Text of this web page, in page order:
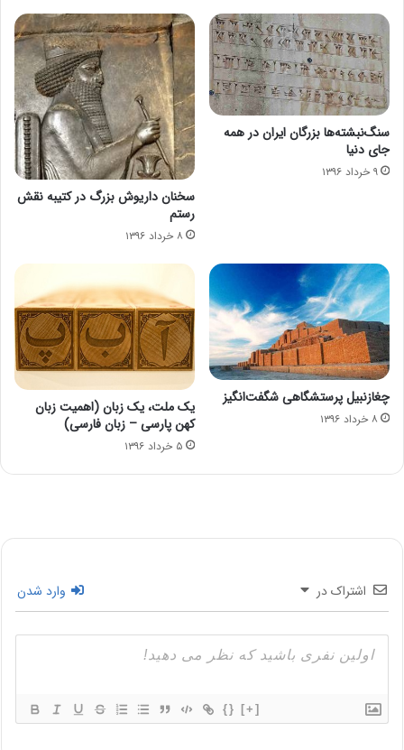
سنگ‌نبشته‌ها بزرگان ایران در همه
جای دنیا
۹ خرداد ۱۳۹۶
سخنان داریوش بزرگ در کتیبه نقش
رستم
۸ خرداد ۱۳۹۶
چغازنبیل پرستشگاهی شگفت‌انگیز
۸ خرداد ۱۳۹۶
یک ملت، یک زبان (اهمیت زبان
کهن پارسی – زبان فارسی)
۵ خرداد ۱۳۹۶
اشتراک در وارد شدن
{} [+]